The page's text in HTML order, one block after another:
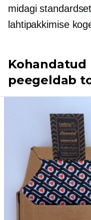
midagi
lahtipakkimise
Kohandatud
peegeldab